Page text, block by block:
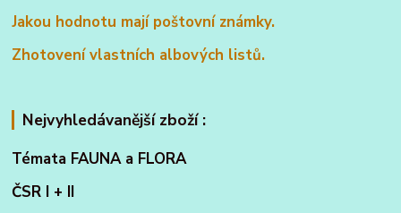
Jakou hodnotu mají poštovní známky.
Zhotovení vlastních albových listů.
Nejvyhledávanější zboží :
Témata FAUNA a FLORA
ČSR I + II